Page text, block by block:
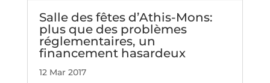
Salle des fêtes d’Athis-Mons:
plus que des problèmes
réglementaires, un
financement hasardeux
12 Mar 2017